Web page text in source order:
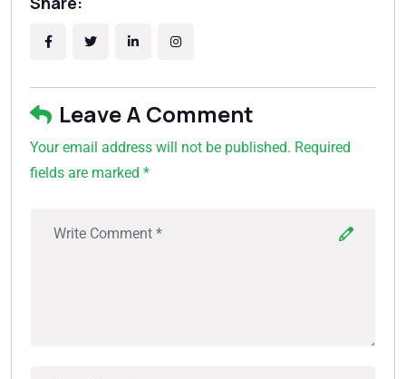
Leave A Comment
Your email address will not be published. Required
fields are marked *